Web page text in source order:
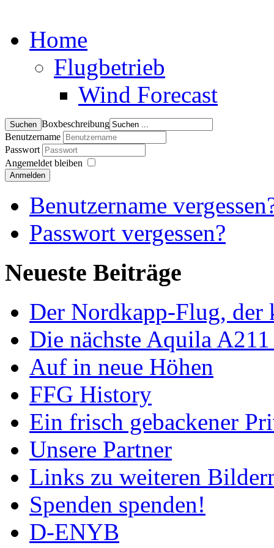
Home
Flugbetrieb
Wind Forecast
Boxbeschreibung
Benutzername
Passwort
Angemeldet bleiben
Anmelden
Benutzername
Passwort vergessen?
Neueste Beiträge
Der Nordkapp-Flug, der
Die nächste Aquila
Auf in neue Höhen
FFG History
Ein frisch gebackener
Unsere Partner
Links zu weiteren
Spenden spenden!
D-ENYB